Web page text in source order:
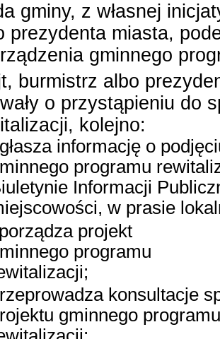
gminy, z własnej
prezydenta miasta,
gminnego
burmistrz albo
o przystąpieniu do
kolejno:
informację o
programu
Informacji
w prasie
projekt
programu
konsultacje
gminnego programu